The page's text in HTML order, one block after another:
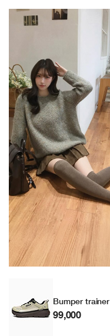
Bumper trainer
99,000